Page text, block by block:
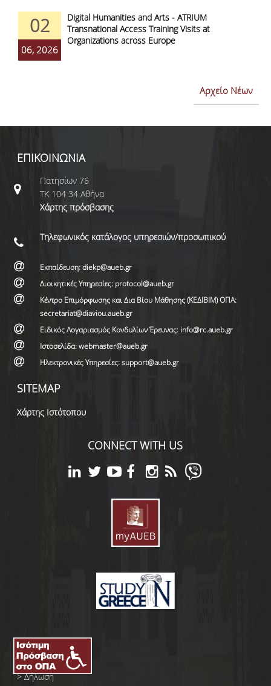
02
06, 2026
Digital Humanities and Arts - ATRIUM
Transnational Access Training Visits at
Organizations across Europe
Αρχείο Νέων
ΕΠΙΚΟΙΝΩΝΙΑ
Πατησίων 76
ΤΚ 104 34 Αθήνα
Χάρτης πρόσβασης
Τηλεφωνικός κατάλογος υπηρεσιών/προσωπικού
Εκπαίδευση: diekp@aueb.gr
Διοικητικές Υπηρεσίες: protocol@aueb.gr
Κέντρο Επιμόρφωσης και Δια Βίου Μάθησης (ΚΕΔΙΒΙΜ) ΟΠΑ:
secretariat@diaviou.aueb.gr
Ειδικός Λογαριασμός Κονδυλίων Έρευνας: info@rc.aueb.gr
Ιστοσελίδα: webmaster@aueb.gr
Ηλεκτρονικές Υπηρεσίες: support@aueb.gr
SITEMAP
Χάρτης Ιστότοπου
CONNECT WITH US
>Δήλωση